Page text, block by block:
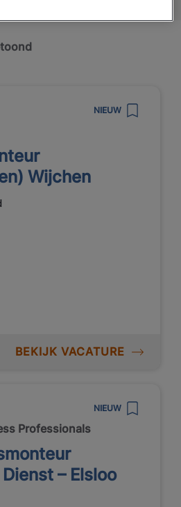
NIEUW
Wijchen
BEKIJK VACATURE
NIEUW
Professionals
– Elsloo